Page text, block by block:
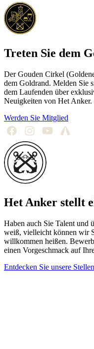
Treten Sie dem
Der Gouden Cirkel
dem Goldrand. Melden Sie
dem Laufenden über
Neuigkeiten von Het Anker.
Werden Sie Mitglied
Het Anker stellt
Haben auch Sie Talent und
weiß, vielleicht können wir
willkommen heißen.
einen Vorgeschmack auf
Entdecken Sie unsere